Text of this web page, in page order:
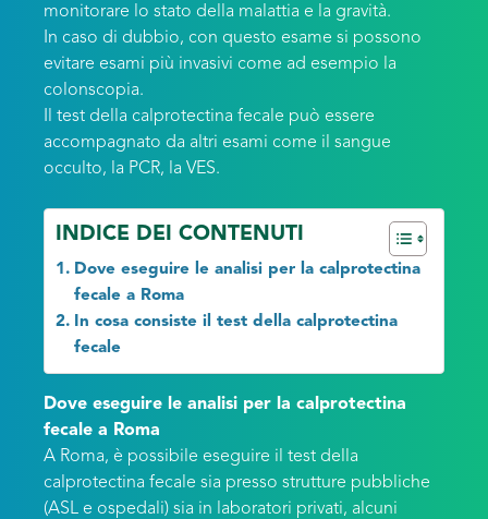
monitorare lo stato della malattia e la gravità.
In caso di dubbio, con questo esame si possono
evitare esami più invasivi come ad esempio la
colonscopia.
Il test della calprotectina fecale può essere
accompagnato da altri esami come il sangue
occulto, la PCR, la VES.
INDICE DEI CONTENUTI
Dove eseguire le analisi per la calprotectina
fecale a Roma
In cosa consiste il test della calprotectina
fecale
Dove eseguire le analisi per la calprotectina
fecale a Roma
A Roma, è possibile eseguire il test della
calprotectina fecale sia presso strutture pubbliche
(ASL e ospedali) sia in laboratori privati, alcuni